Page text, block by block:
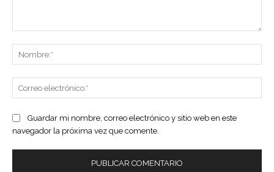
Guardar mi nombre, correo electrónico y sitio web en este
navegador la próxima vez que comente.